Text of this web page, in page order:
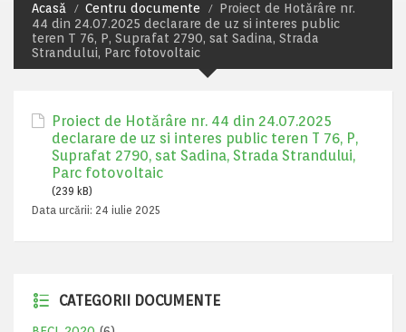
Acasă Centru documente
Proiect de Hotărâre nr.
44 din 24.07.2025 declarare de uz si interes public
teren T 76, P, Suprafat 2790, sat Sadina, Strada
Strandului, Parc fotovoltaic
Proiect de Hotărâre nr. 44 din 24.07.2025
declarare de uz si interes public teren T 76, P,
Suprafat 2790, sat Sadina, Strada Strandului,
Parc fotovoltaic
(239 kB)
Data urcării: 24 iulie 2025
CATEGORII DOCUMENTE